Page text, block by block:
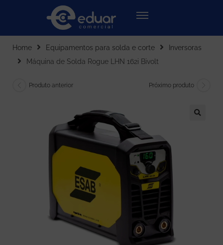
Home Equipamentos para solda e corte
Inversoras
Máquina de Solda Rogue LHN 162i Bivolt
Produto anterior Próximo produto